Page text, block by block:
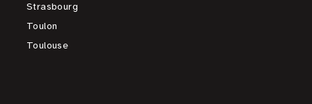
Strasbourg
Toulon
Toulouse